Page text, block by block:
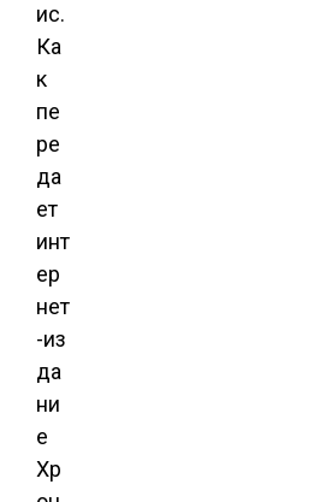
ис.
Ка
к
пе
ре
да
ет
инт
ер
нет
-из
да
ни
е
Хр